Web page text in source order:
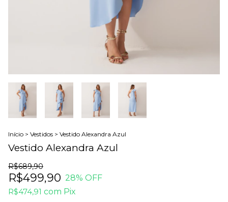
Início > Vestidos > Vestido Alexandra Azul
Vestido Alexandra Azul
R$689,90
R$499,90 28% OFF
R$474,91 com Pix